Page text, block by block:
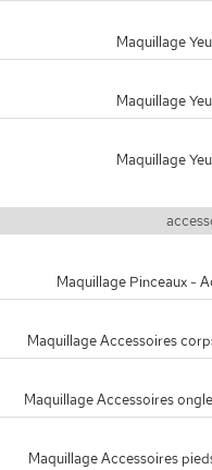
Maquillage
Maquillage
Maquillage
Maquillage Pinceaux -
Maquillage Accessoires
Maquillage Accessoires
Maquillage Accessoires